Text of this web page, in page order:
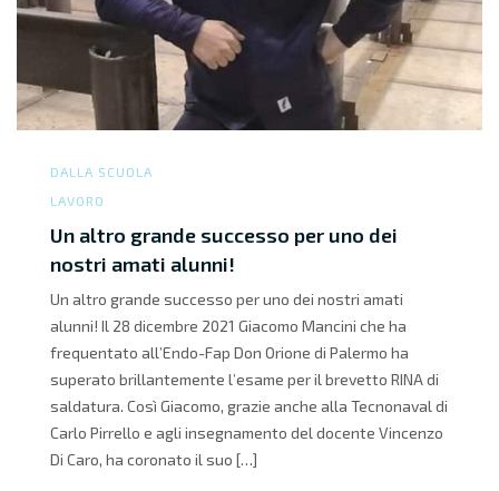
DALLA SCUOLA
LAVORO
Un altro grande successo per uno dei
nostri amati alunni!
Un altro grande successo per uno dei nostri amati
alunni! Il 28 dicembre 2021 Giacomo Mancini che ha
frequentato all’Endo-Fap Don Orione di Palermo ha
superato brillantemente l’esame per il brevetto RINA di
saldatura. Così Giacomo, grazie anche alla Tecnonaval di
Carlo Pirrello e agli insegnamento del docente Vincenzo
Di Caro, ha coronato il suo […]